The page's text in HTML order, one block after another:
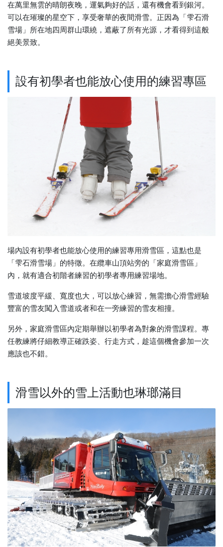
在萬里無雲的晴朗夜晚，運氣夠好的話，還有機會看到銀河。
可以在璀璨的星空下，享受奢華的夜間滑雪。正因為「雫石滑
雪場」所在地四周群山環繞，遮蔽了所有光源，才看得到這般
絕美景致。
設有初學者也能放心使用的練習專區
場內設有初學者也能放心使用的練習專用滑雪區，這點也是
「雫石滑雪場」的特徵。在纜車山頂站旁的「家庭滑雪區」
內，就有適合初階者練習的初學者專用練習場地。
雪道坡度平緩、寬度也大，可以放心練習，無需擔心滑雪經驗
豐富的雪友闖入雪道或者和在一旁練習的雪友相撞。
另外，家庭滑雪區內定期舉辦以初學者為對象的滑雪課程。專
任教練將仔細教導正確跌姿、行走方式，趁這個機會參加一次
應該也不錯。
滑雪以外的雪上活動也琳瑯滿目